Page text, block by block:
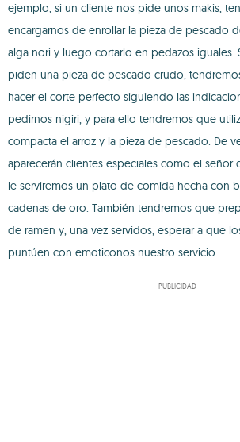
ejemplo, si un cliente nos pide unos makis,
encargarnos de enrollar la pieza de pescado
alga nori y luego cortarlo en pedazos iguales.
piden una pieza de pescado crudo,
hacer el corte perfecto siguiendo las
pedirnos nigiri, y para ello tendremos que
compacta el arroz y la pieza de pescado. De
aparecerán clientes especiales como el
le serviremos un plato de comida hecha con
cadenas de oro. También tendremos que
de ramen y, una vez servidos, esperar a que
puntúen con emoticonos nuestro servicio.
PUBLICIDAD